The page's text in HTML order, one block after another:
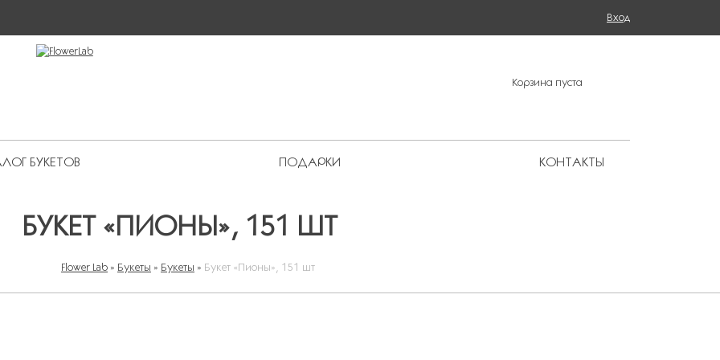
ФОРМА ПОИСКАВход
Корзина пуста
БУКЕТОВ ПОДАРКИ КОНТАКТЫ
БУКЕТ «ПИОНЫ», 151 ШТ
Flower Lab » Букеты » Букеты » Букет «Пионы», 151 шт